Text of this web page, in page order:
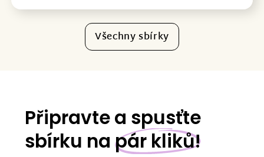
Všechny sbírky
Připravte a spusťte
sbírku na pár kliků!